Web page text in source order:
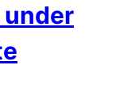
under